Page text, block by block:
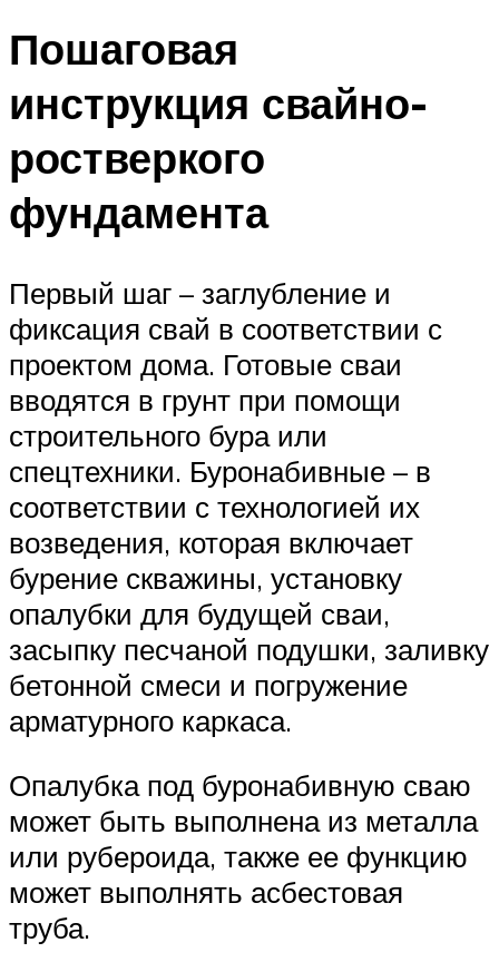
Пошаговая
инструкция свайно-
ростверкого
фундамента
Первый шаг – заглубление и
фиксация свай в соответствии с
проектом дома. Готовые сваи
вводятся в грунт при помощи
строительного бура или
спецтехники. Буронабивные – в
соответствии с технологией их
возведения, которая включает
бурение скважины, установку
опалубки для будущей сваи,
засыпку песчаной подушки, заливку
бетонной смеси и погружение
арматурного каркаса.
Опалубка под буронабивную сваю
может быть выполнена из металла
или рубероида, также ее функцию
может выполнять асбестовая
труба.